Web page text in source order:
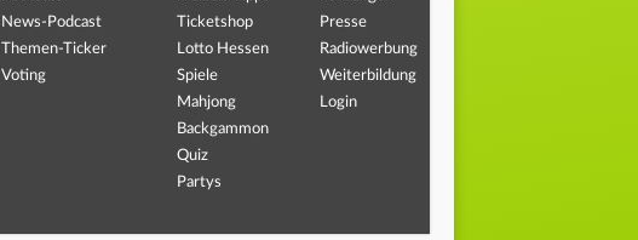
News-Podcast
Themen-Ticker
Voting
Ticketshop
Lotto Hessen
Spiele
Mahjong
Backgammon
Quiz
Partys
Presse
Radiowerbung
Weiterbildung
Login